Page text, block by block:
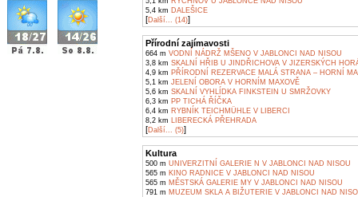
5,4 km DALEŠICE
[Další... (14)]
Přírodní zajímavosti
664 m VODNÍ NÁDRŽ MŠENO V JABLONCI NAD NISOU
3,8 km SKALNÍ HŘIB U JINDŘICHOVA V JIZERSKÝCH
4,9 km PŘÍRODNÍ REZERVACE MALÁ STRANA – HORNÍ
5,1 km JELENÍ OBORA V HORNÍM MAXOVĚ
5,6 km SKALNÍ VYHLÍDKA FINKSTEIN U SMRŽOVKY
6,3 km PP TICHÁ ŘÍČKA
6,4 km RYBNÍK TEICHMÜHLE V LIBERCI
8,2 km LIBERECKÁ PŘEHRADA
[Další... (5)]
Kultura
500 m UNIVERZITNÍ GALERIE N V JABLONCI NAD NISOU
565 m KINO RADNICE V JABLONCI NAD NISOU
565 m MĚSTSKÁ GALERIE MY V JABLONCI NAD NISOU
791 m MUZEUM SKLA A BIŽUTERIE V JABLONCI NAD